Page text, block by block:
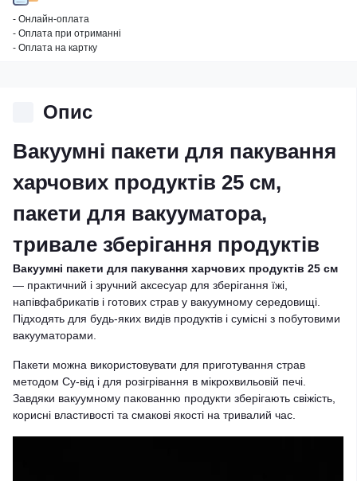
- Онлайн-оплата
- Оплата при отриманні
- Оплата на картку
Опис
Вакуумні пакети для пакування
харчових продуктів 25 см,
пакети для вакууматора,
тривале зберігання продуктів
Вакуумні пакети для пакування харчових продуктів 25 см
— практичний і зручний аксесуар для зберігання їжі,
напівфабрикатів і готових страв у вакуумному середовищі.
Підходять для будь-яких видів продуктів і сумісні з побутовими
вакууматорами.
Пакети можна використовувати для приготування страв
методом Су-від і для розігрівання в мікрохвильовій печі.
Завдяки вакуумному пакованню продукти зберігають свіжість,
корисні властивості та смакові якості на тривалий час.